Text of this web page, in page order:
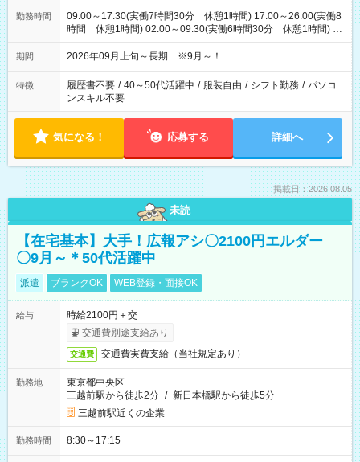
勤務時間
09:00～17:30(実働7時間30分 休憩1時間) 17:00～26:00(実働8
時間 休憩1時間) 02:00～09:30(実働6時間30分 休憩1時間) ※
日勤は就業時間1/夜勤は就業時間2.3を連続で行って頂きます
期間 2026年09月上旬～長期 ※9月～！
特徴 履歴書不要 / 40～50代活躍中 / 服装自由 / シフト勤務 / パソコ
ンスキル不要
気になる！ 応募する 詳細へ
掲載日：2026.08.05
未読
【在宅基本】大手！広報アシ〇2100円エルダー
〇9月～＊50代活躍中
派遣 ブランクOK WEB登録・面接OK
給与
時給2100円＋交
交通費別途支給あり
交通費 交通費実費支給（当社規定あり）
勤務地
東京都中央区
三越前駅から徒歩2分 / 新日本橋駅から徒歩5分
三越前駅近くの企業
勤務時間 8:30～17:15